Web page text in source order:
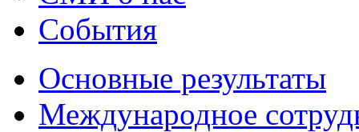
События
Основные результаты
Международное